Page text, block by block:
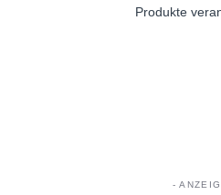
Produkte